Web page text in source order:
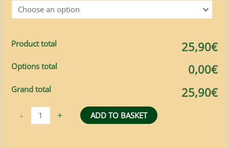
Product total 25,90€
Options total 0,00€
Grand total 25,90€
- + ADD TO BASKET